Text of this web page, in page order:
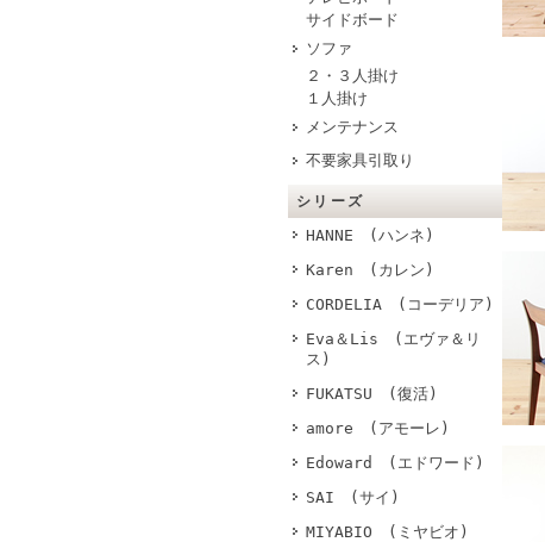
サイドボード
ソファ
２・３人掛け
１人掛け
メンテナンス
不要家具引取り
シリーズ
HANNE (ハンネ)
Karen (カレン)
CORDELIA (コーデリア)
Eva＆Lis (エヴァ＆リ
ス)
FUKATSU (復活)
amore (アモーレ)
Edoward (エドワード)
SAI (サイ)
MIYABIO (ミヤビオ)